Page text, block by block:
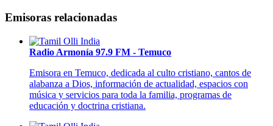
Emisoras relacionadas
Radio Armonía 97.9 FM - Temuco
Emisora en Temuco, dedicada al culto cristiano, cantos de
alabanza a Dios, información de actualidad, espacios con
música y servicios para toda la familia, programas de
educación y doctrina cristiana.